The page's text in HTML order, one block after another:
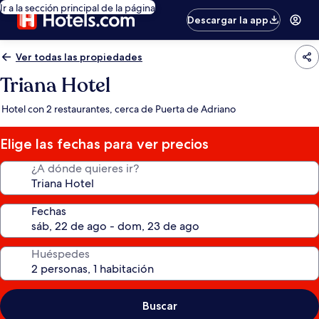
Ir a la sección principal de la página
Descargar la app
Ver todas las propiedades
Triana Hotel
Hotel con 2 restaurantes, cerca de Puerta de Adriano
Elige las fechas para ver precios
¿A dónde quieres ir?
Fechas
Huéspedes
Buscar